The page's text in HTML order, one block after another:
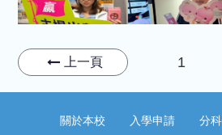
上一頁 1
關於本校 入學申請 分